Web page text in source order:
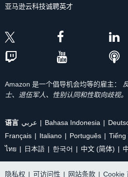
亚马逊云科技诚聘英才
Amazon 是一个倡导机会均等的雇主：
士、退伍军人、性别认同和性取向歧视。
语言 عربي Bahasa Indonesia
Français
Italiano Português Tiếng
ไทย
日本語 한국어 中文 (简体)
隐私权 | 可访问性 | 网站条款 | Cookie